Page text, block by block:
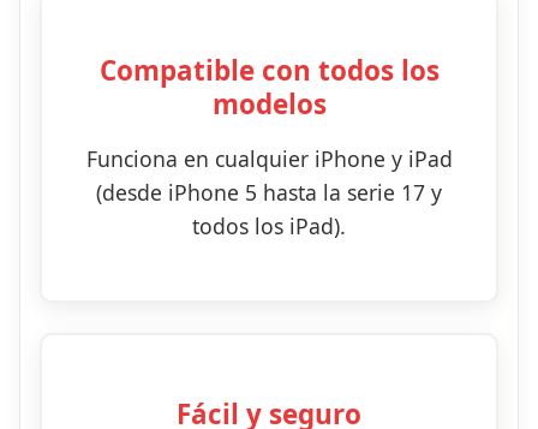
Compatible con todos los
modelos
Funciona en cualquier iPhone y iPad
(desde iPhone 5 hasta la serie 17 y
todos los iPad).
Fácil y seguro